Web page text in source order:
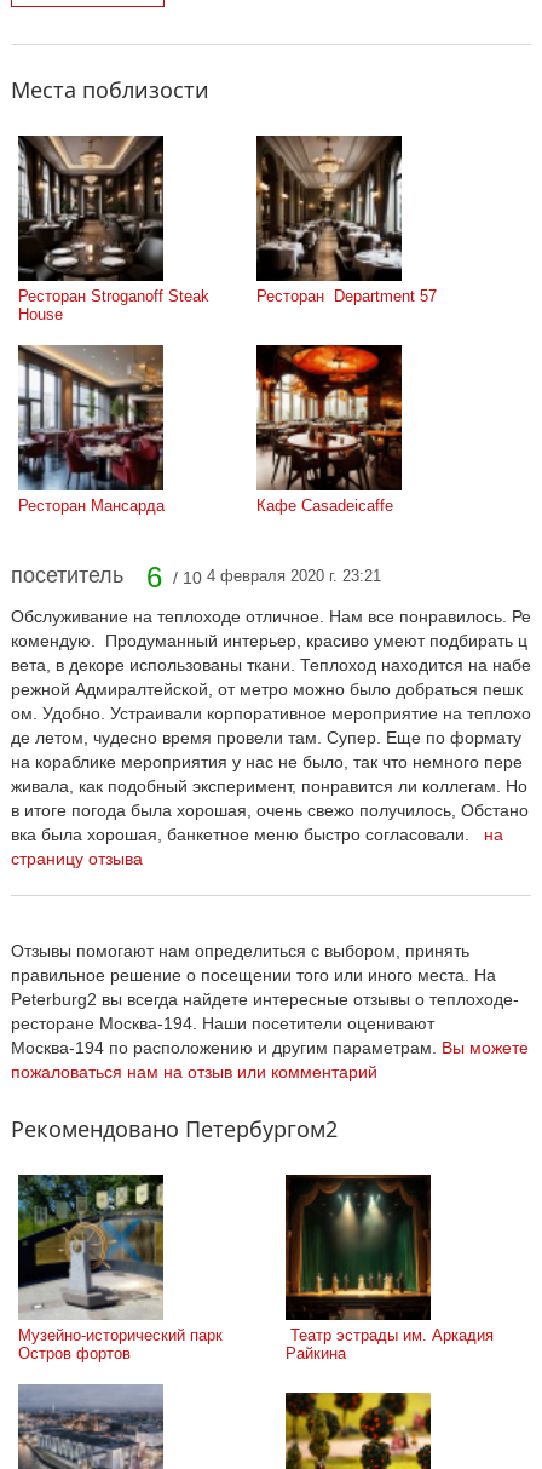
Места поблизости
Ресторан Stroganoff Steak
House
Ресторан  Department 57
Ресторан Мансарда Кафе Casadeicaffe
посетитель 6 / 10 4 февраля 2020 г. 23:21
Обслуживание на теплоходе отличное. Нам все понравилось. Ре
комендую. Продуманный интерьер, красиво умеют подбирать ц
вета, в декоре использованы ткани. Теплоход находится на набе
режной Адмиралтейской, от метро можно было добраться пешк
ом. Удобно. Устраивали корпоративное мероприятие на теплохо
де летом, чудесно время провели там. Супер. Еще по формату
на кораблике мероприятия у нас не было, так что немного пере
живала, как подобный эксперимент, понравится ли коллегам. Но
в итоге погода была хорошая, очень свежо получилось, Обстано
вка была хорошая, банкетное меню быстро согласовали. на
страницу отзыва
Отзывы помогают нам определиться с выбором, принять
правильное решение о посещении того или иного места. На
Peterburg2 вы всегда найдете интересные отзывы о теплоходе-
ресторане Москва-194. Наши посетители оценивают
Москва-194 по расположению и другим параметрам. Вы можете
пожаловаться нам на отзыв или комментарий
Рекомендовано Петербургом2
Музейно-исторический парк
Остров фортов
Райкина